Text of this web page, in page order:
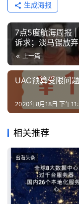
生成海报
7点5度航海周报 |
诉求；淡马锡放
投资新加坡贸易
上一篇
UAC预算受限问
2020年8月18日 下午
相关推荐
出海头条